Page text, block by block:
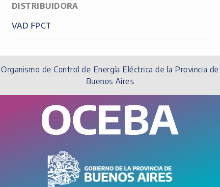
DISTRIBUIDORA
VAD FPCT
Organismo de Control de Energía Eléctrica de la Provincia de
Buenos Aires